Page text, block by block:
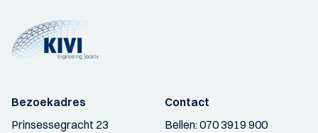
Bezoekadres
Prinsessegracht 23
Contact
Bellen:070 3919 900